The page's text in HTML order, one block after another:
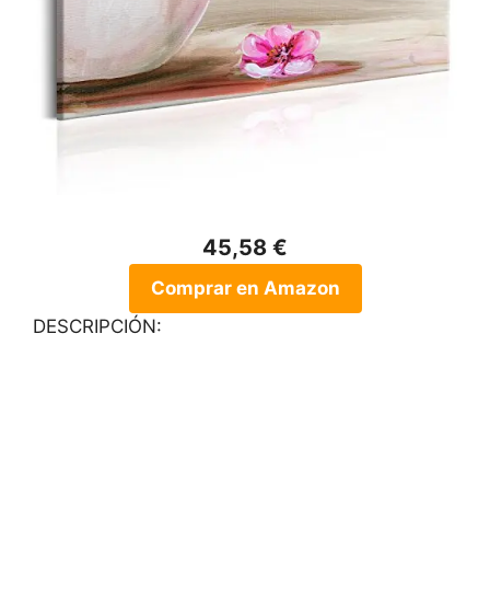
45,58 €
Comprar en Amazon
DESCRIPCIÓN: